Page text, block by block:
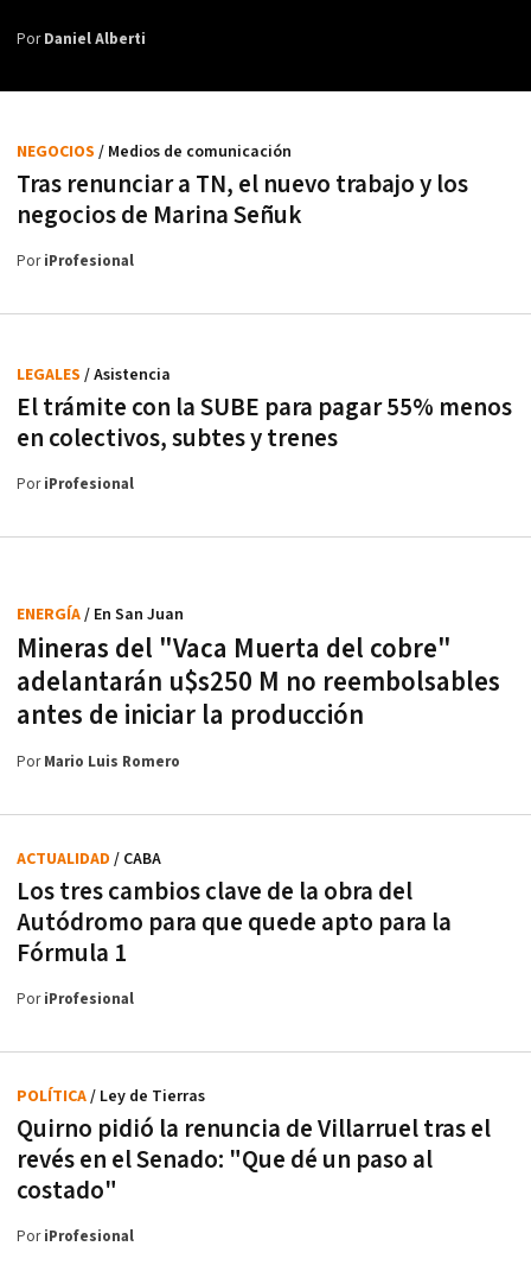
PorDaniel Alberti
Tras renunciar a TN, el nuevo trabajo y los
negocios de Marina Señuk
NEGOCIOS / Medios de comunicación
PoriProfesional
El trámite con la SUBE para pagar 55% menos
en colectivos, subtes y trenes
LEGALES / Asistencia
PoriProfesional
Mineras del "Vaca Muerta del cobre"
adelantarán u$s250 M no reembolsables
antes de iniciar la producción
ENERGÍA/ En San Juan
PorMario Luis Romero
Los tres cambios clave de la obra del
Autódromo para que quede apto para la
Fórmula 1
ACTUALIDAD / CABA
PoriProfesional
Quirno pidió la renuncia de Villarruel tras el
revés en el Senado: "Que dé un paso al
costado"
POLÍTICA/ Ley de Tierras
PoriProfesional